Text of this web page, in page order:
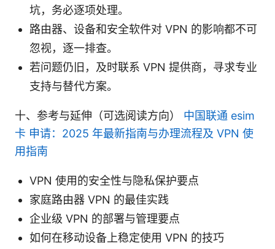
坑，务必逐项处理。
路由器、设备和安全软件对 VPN 的影响都不可
忽视，逐一排查。
若问题仍旧，及时联系 VPN 提供商，寻求专业
支持与替代方案。
十、参考与延伸（可选阅读方向） 中国联通 esim
卡 申请：2025 年最新指南与办理流程及 VPN 使
用指南
VPN 使用的安全性与隐私保护要点
家庭路由器 VPN 的最佳实践
企业级 VPN 的部署与管理要点
如何在移动设备上稳定使用 VPN 的技巧